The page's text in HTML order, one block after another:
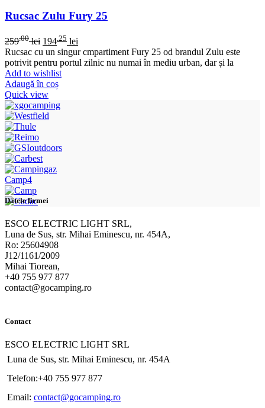
Rucsac Zulu Fury 25
259.00 lei 194 .25 lei
Rucsac cu un singur cmpartiment Fury 25 od brandul Zulu este
potrivit pentru portul zilnic nu numai în mediu urban, dar și la
Add to wishlist
Adaugă în coș
Quick view
Camp4
Datele firmei
ESCO ELECTRIC LIGHT SRL,
Luna de Sus, str. Mihai Eminescu, nr. 454A,
Ro: 25604908
J12/1161/2009
Mihai Tiorean,
+40 755 977 877
contact@gocamping.ro
Contact
ESCO ELECTRIC LIGHT SRL
Luna de Sus, str. Mihai Eminescu, nr. 454A
Telefon:+40 755 977 877
Email: contact@gocamping.ro